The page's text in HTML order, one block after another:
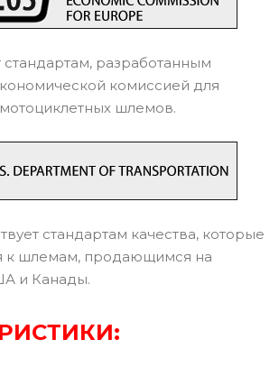
разработанным
комиссией для
шлемов.
стандартам качества, которые
к шлемам, продающимся на
и Канады.